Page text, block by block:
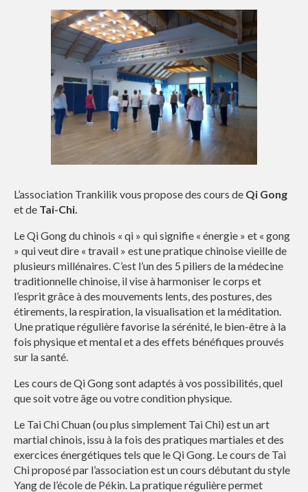
L’association Trankilik vous propose des cours de Qi Gong
et de Tai-Chi.
Le Qi Gong du chinois « qi » qui signifie « énergie » et « gong
» qui veut dire « travail » est une pratique chinoise vieille de
plusieurs millénaires. C’est l’un des 5 piliers de la médecine
traditionnelle chinoise, il vise à harmoniser le corps et
l’esprit grâce à des mouvements lents, des postures, des
étirements, la respiration, la visualisation et la méditation.
Une pratique régulière favorise la sérénité, le bien-être à la
fois physique et mental et a des effets bénéfiques prouvés
sur la santé.
Les cours de Qi Gong sont adaptés à vos possibilités, quel
que soit votre âge ou votre condition physique.
Le Tai Chi Chuan (ou plus simplement Tai Chi) est un art
martial chinois, issu à la fois des pratiques martiales et des
exercices énergétiques tels que le Qi Gong. Le cours de Tai
Chi proposé par l’association est un cours débutant du style
Yang de l’école de Pékin. La pratique régulière permet